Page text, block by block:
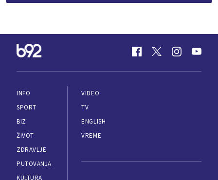
INFO
SPORT
BIZ
ŽIVOT
ZDRAVLJE
PUTOVANJA
KULTURA
VIDEO
TV
ENGLISH
VREME